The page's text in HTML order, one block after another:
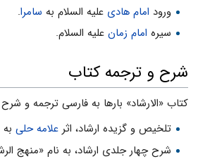
ورود امام هادى علیه السلام به سامرا.
سيره امام زمانعلیه السلام.
شرح و ترجمه کتاب
کتاب «الارشاد» بارها به فارسی ترجمه و
تلخیص و گزیده ارشاد، اثر علامه حلیبه
شرح چهار جلدی ارشاد، به نام «منهج